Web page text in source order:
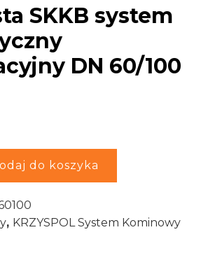
SKKB system
DN 60/100
do koszyka
, KRZYSPOL System Kominowy